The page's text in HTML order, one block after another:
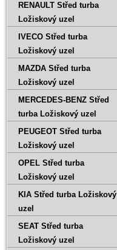
RENAULT Střed turba
Ložiskový uzel
IVECO Střed turba
Ložiskový uzel
MAZDA Střed turba
Ložiskový uzel
MERCEDES-BENZ Střed
turba Ložiskový uzel
PEUGEOT Střed turba
Ložiskový uzel
OPEL Střed turba
Ložiskový uzel
KIA Střed turba Ložiskový
uzel
SEAT Střed turba
Ložiskový uzel